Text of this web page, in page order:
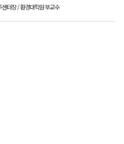
센터장 / 환경대학원 부교수